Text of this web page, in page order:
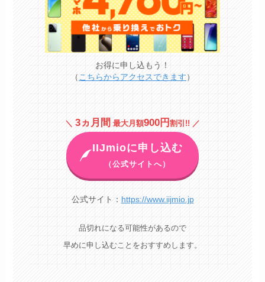
お得に申し込もう！
（ こちらからアクセスできます）
＼ 3ヵ月間 最大月額900円 割引!! ／
IIJmioに申し込む
（公式サイトへ）
公式サイト： https://www.iijmio.jp
品切れになる可能性があるので
早めに申し込むことをおすすめします。